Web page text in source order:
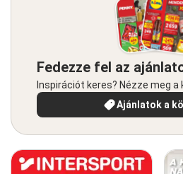
Fedezze fel az
Inspirációt keres? Nézze meg
Ajánlatok a